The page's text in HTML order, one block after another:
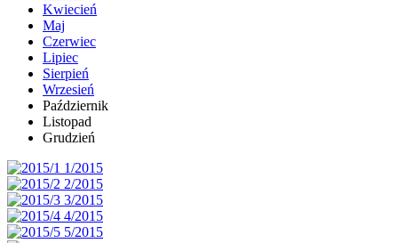
Kwiecień
Maj
Czerwiec
Lipiec
Sierpień
Wrzesień
Październik
Listopad
Grudzień